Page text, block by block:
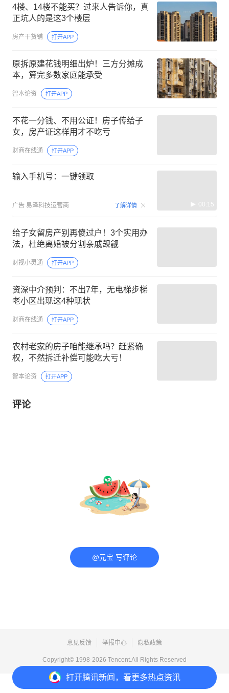
打开腾讯新闻，看更多热点资讯
4楼、14楼不能买？过来人告诉你，真
正坑人的是这3个楼层
房产干货铺 打开APP
原拆原建花钱明细出炉！三方分摊成
本，算完多数家庭能承受
智本论资 打开APP
不花一分钱、不用公证！房子传给子
女，房产证这样用才不吃亏
财商在线通 打开APP
输入手机号：一键领取
广告 易泽科技运营商 了解详情 00:15
给子女留房产别再傻过户！3个实用办
法，杜绝离婚被分割亲戚觊觎
财视小灵通 打开APP
资深中介预判：不出7年，无电梯步梯
老小区出现这4种现状
财商在线通 打开APP
农村老家的房子咱能继承吗？赶紧确
权，不然拆迁补偿可能吃大亏！
智本论资 打开APP
评论
@元宝 写评论
意见反馈 举报中心 隐私政策
Copyright© 1998-2026 Tencent.All Rights Reserved